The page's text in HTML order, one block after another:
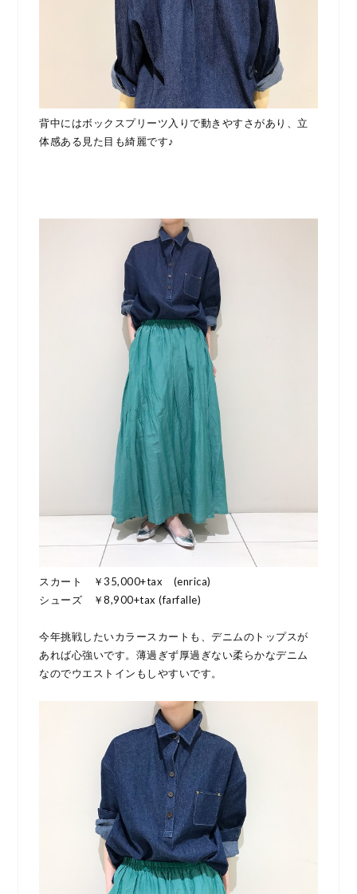
背中にはボックスプリーツ入りで動きやすさがあり、立
体感ある見た目も綺麗です♪
スカート ￥35,000+tax (enrica)
シューズ ￥8,900+tax (farfalle)
今年挑戦したいカラースカートも、デニムのトップスが
あれば心強いです。薄過ぎず厚過ぎない柔らかなデニム
なのでウエストインもしやすいです。